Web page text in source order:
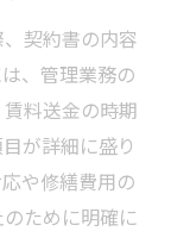
契約書の内容
、管理業務の
料送金の時期
が詳細に盛り
や修繕費用の
ために明確に